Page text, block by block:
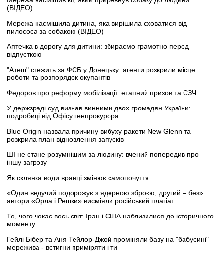
(ВІДЕО)
Мережа насмішила дитина, яка вирішила сховатися від
пилососа за собакою (ВІДЕО)
Аптечка в дорогу для дитини: збираємо грамотно перед
відпусткою
"Атеш" стежить за ФСБ у Донецьку: агенти розкрили місце
роботи та розпорядок окупантів
Федоров про реформу мобілізації: етапний призов та СЗЧ
У держзраді суд визнав винними двох громадян України:
подробиці від Офісу генпрокурора
Blue Origin назвала причину вибуху ракети New Glenn та
розкрила план відновлення запусків
ШІ не стане розумнішим за людину: вчений попередив про
іншу загрозу
Як склянка води вранці змінює самопочуття
«Один ведучий подорожує з ядерною зброєю, другий – без»:
автори «Орла і Решки» висміяли російський плагіат
Те, чого чекає весь світ: Іран і США наблизилися до історичного
моменту
Гейлі Бібер та Аня Тейлор-Джой проміняли базу на "бабусині"
мережива - встигни приміряти і ти